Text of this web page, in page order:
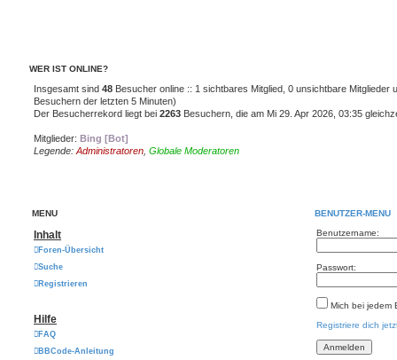
WER IST ONLINE?
Insgesamt sind 48 Besucher online :: 1 sichtbares Mitglied, 0 unsichtbare Mitglieder
Besuchern der letzten 5 Minuten)
Der Besucherrekord liegt bei 2263 Besuchern, die am Mi 29. Apr 2026, 03:35
Mitglieder: Bing [Bot]
Legende: Administratoren Globale Moderatoren
MENÜ
Inhalt
Foren-Übersicht
Suche
Registrieren
Hilfe
FAQ
BBCode-Anleitung
BENUTZER-MENÜ
Benutzername:
Passwort:
Mich bei jedem
Registriere dich